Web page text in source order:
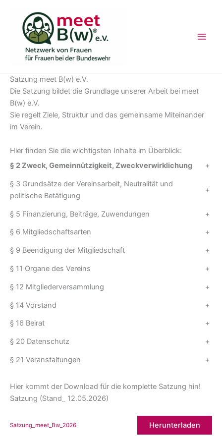
springen
Satzung meet B(w) e.V.
Die Satzung bildet die Grundlage unserer Arbeit bei meet
B(w) e.V.
Sie regelt Ziele, Struktur und das gemeinsame Miteinander
im Verein.
Hier finden Sie die wichtigsten Inhalte im Überblick:
§ 2 Zweck, Gemeinnützigkeit, Zweckverwirklichung
+
§ 3 Grundsätze der Vereinsarbeit, Neutralität und
politische Betätigung
+
§ 5 Finanzierung, Beiträge, Zuwendungen +
§ 6 Mitgliedschaftsarten +
§ 9 Beendigung der Mitgliedschaft +
§ 11 Organe des Vereins +
§ 12 Mitgliederversammlung +
§ 14 Vorstand +
§ 16 Beirat +
§ 20 Datenschutz +
§ 21 Veranstaltungen +
Hier kommt der Download für die komplette Satzung hin!
Satzung (Stand_ 12.05.2026)
Satzung_meet_Bw_2026 Herunterladen